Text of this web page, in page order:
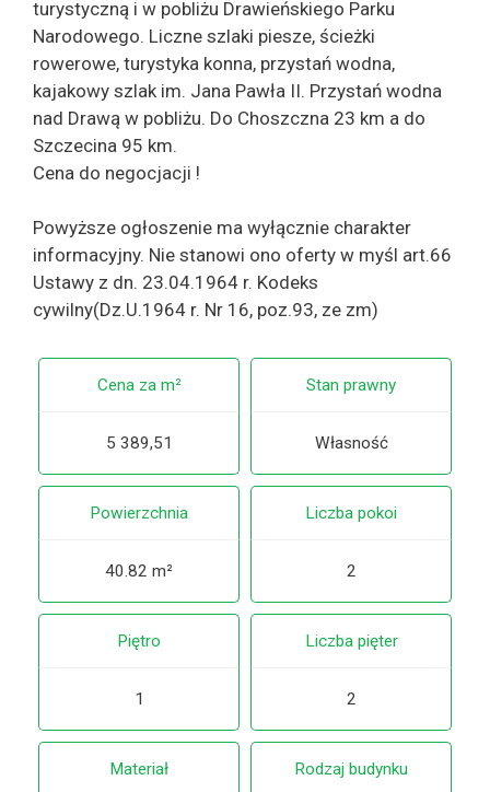
turystyczną i w pobliżu Drawieńskiego Parku
Narodowego. Liczne szlaki piesze, ścieżki
rowerowe, turystyka konna, przystań wodna,
kajakowy szlak im. Jana Pawła II. Przystań wodna
nad Drawą w pobliżu. Do Choszczna 23 km a do
Szczecina 95 km.
Cena do negocjacji !
Powyższe ogłoszenie ma wyłącznie charakter
informacyjny. Nie stanowi ono oferty w myśl art.66
Ustawy z dn. 23.04.1964 r. Kodeks
cywilny(Dz.U.1964 r. Nr 16, poz.93, ze zm)
Cena za m²
5 389,51
Stan prawny
Własność
Powierzchnia
40.82 m²
Liczba pokoi
2
Piętro
1
Liczba pięter
2
Materiał Rodzaj budynku